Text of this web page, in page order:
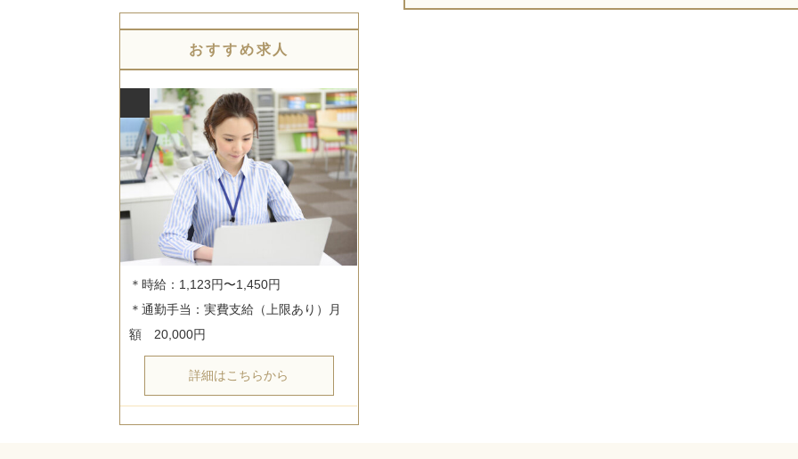
おすすめ求人
＊時給：1,123円〜1,450円
＊通勤手当：実費支給（上限あり）月
詳細はこちらから